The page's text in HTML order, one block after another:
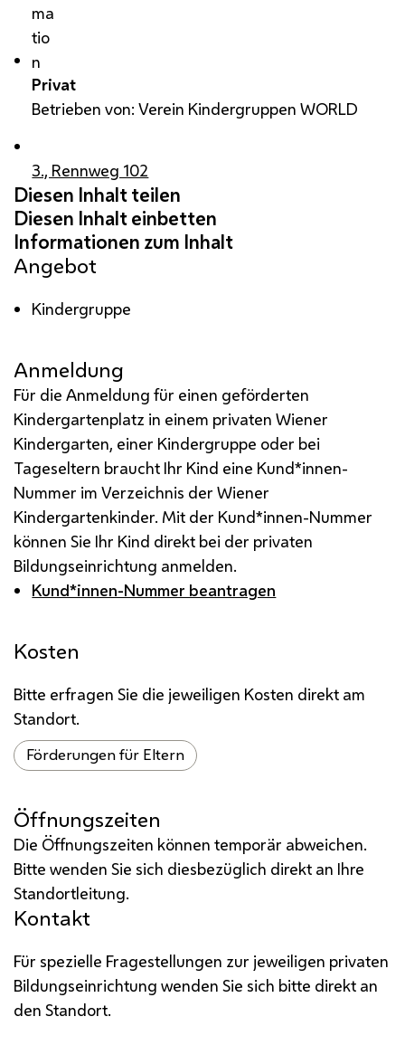
ma
tio
n
Privat
Betrieben von: Verein Kindergruppen WORLD
3., Rennweg 102
Angebot
Kindergruppe
Anmeldung
Für die Anmeldung für einen geförderten
Kindergartenplatz in einem privaten Wiener
Kindergarten, einer Kindergruppe oder bei
Tageseltern braucht Ihr Kind eine Kund*innen-
Nummer im Verzeichnis der Wiener
Kindergartenkinder. Mit der Kund*innen-Nummer
können Sie Ihr Kind direkt bei der privaten
Bildungseinrichtung anmelden.
Kund*innen-Nummer beantragen
Kosten
Bitte erfragen Sie die jeweiligen Kosten direkt am
Standort.
Förderungen für Eltern
Öffnungszeiten
Die Öffnungszeiten können temporär abweichen.
Bitte wenden Sie sich diesbezüglich direkt an Ihre
Standortleitung.
Kontakt
Für spezielle Fragestellungen zur jeweiligen privaten
Bildungseinrichtung wenden Sie sich bitte direkt an
den Standort.